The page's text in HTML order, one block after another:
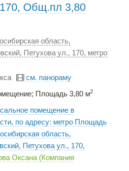
Общ.пл 3,80
область,
Петухова ул., 170, метро
см. панораму
Площадь 3,80 м2
помещение в
по адресу: метро Площадь
область,
Петухова ул., 170,
Оксана (Компания